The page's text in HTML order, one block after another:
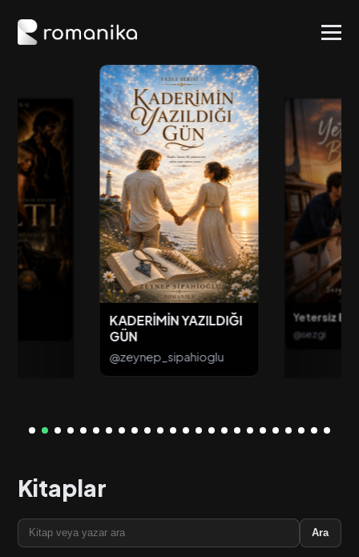
KADERİMİN YAZILDIĞI
GÜN
@zeynep_sipahioglu
Yetersiz
@sezgi
Kitaplar
Ara